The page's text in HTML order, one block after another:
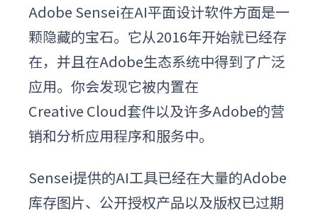
Adobe Sensei在AI平面设计软件方面是一
颗隐藏的宝石。它从2016年开始就已经存
在，并且在Adobe生态系统中得到了广泛
应用。你会发现它被内置在
Creative Cloud套件以及许多Adobe的营
销和分析应用程序和服务中。
Sensei提供的AI工具已经在大量的Adobe
库存图片、公开授权产品以及版权已过期